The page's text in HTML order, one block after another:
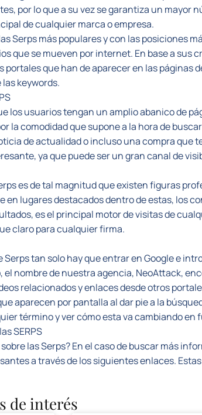
por lo que a su vez se garantiza un mayor
de cualquier marca o empresa.
Serps más populares y con las posiciones
que se mueven por internet. En base a sus
portales que han de aparecer en las páginas
keywords.
los usuarios tengan un amplio abanico de
la comodidad que supone a la hora de
de actualidad o incluso una compra que
ya que puede ser un gran canal de
es de tal magnitud que existen figuras
en lugares destacados dentro de estas, los
es el principal motor de visitas de
claro para cualquier firma.
Serps tan solo hay que entrar en Google e
el nombre de nuestra agencia, NeoAttack,
relacionados y enlaces desde otros
aparecen por pantalla al dar pie a la
término y ver cómo esta va cambiando en
SERPS
las Serps? En el caso de buscar más
a través de los siguientes enlaces.
de interés